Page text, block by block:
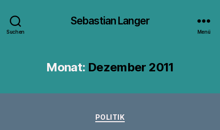
Suchen
Sebastian Langer
Menü
Monat: Dezember 2011
Kategorien
POLITIK